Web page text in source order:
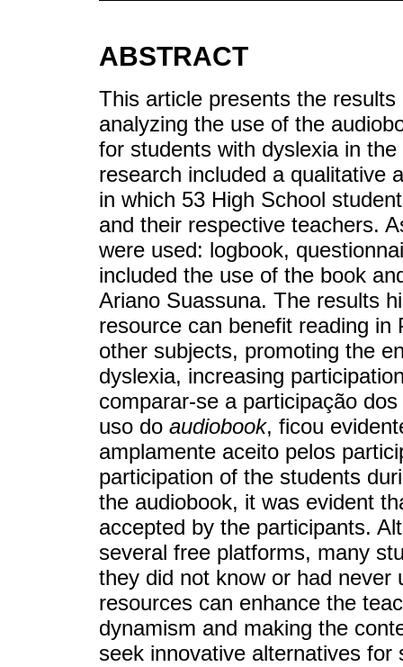
ABSTRACT
This article presents the
analyzing the use of the
for students with dyslexia in
research included a qualitative
in which 53 High School
and their respective teachers.
were used: logbook,
included the use of the book
Ariano Suassuna. The results
resource can benefit reading in
other subjects, promoting the
dyslexia, increasing
comparar-se a participação
uso do audiobook, ficou
amplamente aceito pelos
participation of the students
the audiobook, it was evident
accepted by the participants.
several free platforms, many
they did not know or had never
resources can enhance the
dynamism and making the
seek innovative alternatives for